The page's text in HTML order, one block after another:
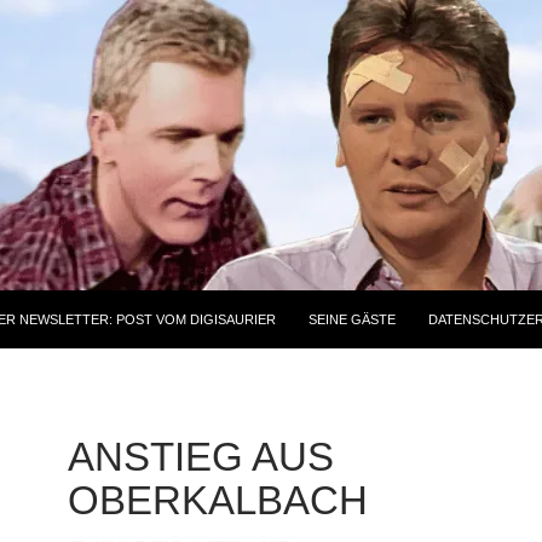
NEWSLETTER: POST VOM DIGISAURIER SEINE GÄSTE
ANSTIEG AUS
OBERKALBACH